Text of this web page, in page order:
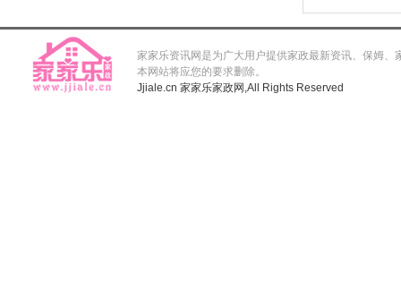
家家乐资讯网是为广大用户提供家政最新资讯、保姆
本网站将应您的要求删除。
Jjiale.cn 家家乐家政网,All Rights Reserved